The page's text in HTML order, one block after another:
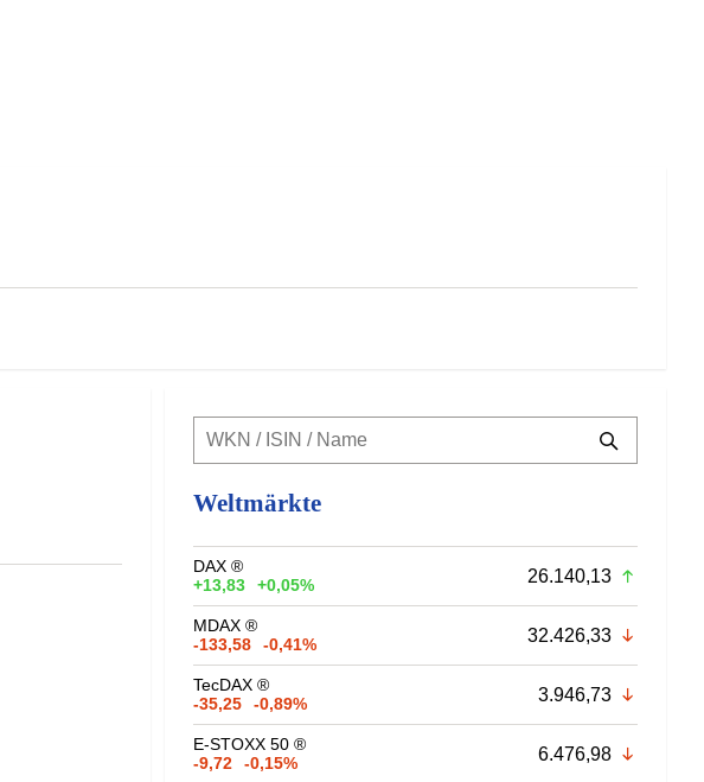
Weltmärkte
DAX ®
+13,83
+0,05% 26.140,13
MDAX ®
-133,58
-0,41% 32.426,33
TecDAX ®
-35,25
-0,89% 3.946,73
E-STOXX 50 ®
-9,72
-0,15% 6.476,98